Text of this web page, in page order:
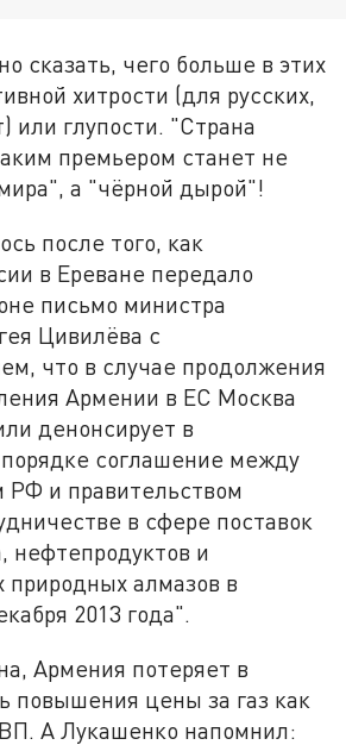
сказать, чего больше в этих
хитрости (для русских,
или глупости. "Страна
премьером станет не
а "чёрной дырой"!
после того, как
в Ереване передало
письмо министра
Цивилёва с
что в случае продолжения
Армении в ЕС Москва
денонсирует в
соглашение между
РФ и правительством
в сфере поставок
нефтепродуктов и
природных алмазов в
2013 года".
Армения потеряет в
повышения цены за газ как
А Лукашенко напомнил: